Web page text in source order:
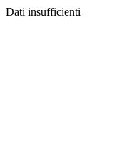
Dati insufficienti